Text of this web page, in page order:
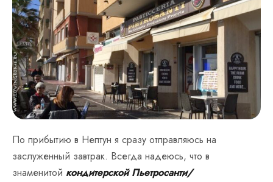
По прибытию в Нептун я сразу отправляюсь на
заслуженный завтрак. Всегда надеюсь, что в
знаменитой кондитерской Пьетросанти/